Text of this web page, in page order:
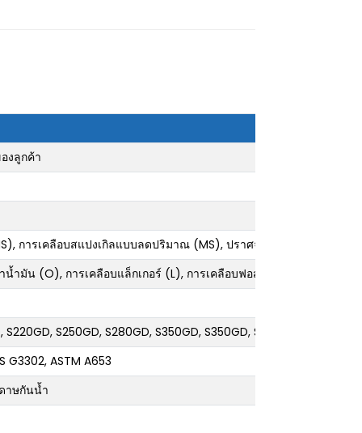
งลูกค้า
การเคลือบสแปงเกิลแบบลดปริมาณ (MS), ปราศจากสแปงเกิล (FS)
น้ำมัน (O), การเคลือบแล็กเกอร์ (L), การเคลือบฟอสเฟต (P), ไม่ผ่านกา
S220GD, S250GD, S280GD, S350GD, S350GD, S550GD; SGCC,
G3302, ASTM A653
าษกันน้ำ